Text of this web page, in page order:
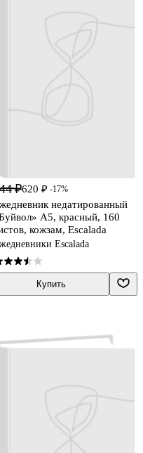
₽620 ₽ -17%
недатированный
А5, красный, 160
кожзам, Escalada
Escalada
Купить